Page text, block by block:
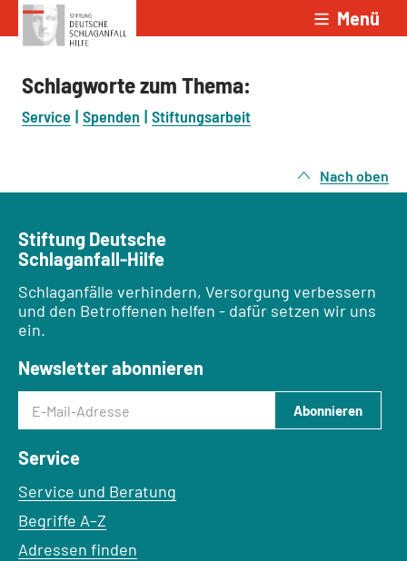
Zum Inhalt springen Menü
Schlagworte zum Thema:
Service Spenden Stiftungsarbeit
Nach oben
Stiftung Deutsche
Schlaganfall-Hilfe
Schlaganfälle verhindern, Versorgung verbessern
und den Betroffenen helfen - dafür setzen wir uns
ein.
Newsletter abonnieren
E-Mail-Adresse
Abonnieren
Service
Service und Beratung
Begriffe A–Z
Adressen finden